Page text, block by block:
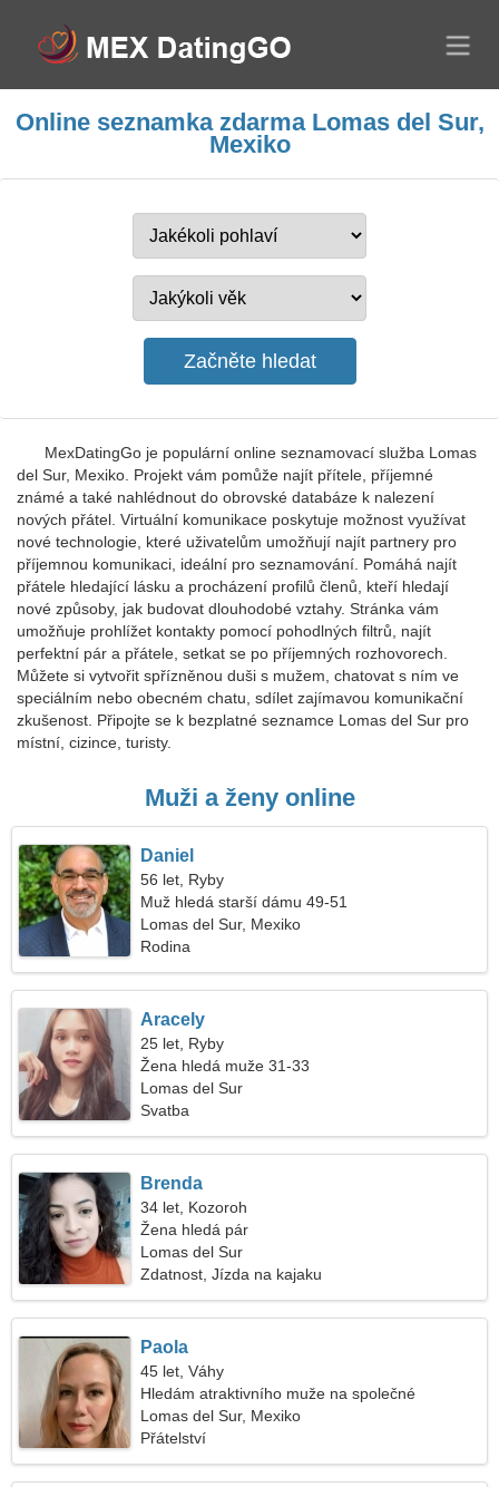
Online seznamka zdarma Lomas del Sur,
Mexiko
MexDatingGo je populární online seznamovací služba Lomas
del Sur, Mexiko. Projekt vám pomůže najít přítele, příjemné
známé a také nahlédnout do obrovské databáze k nalezení
nových přátel. Virtuální komunikace poskytuje možnost využívat
nové technologie, které uživatelům umožňují najít partnery pro
příjemnou komunikaci, ideální pro seznamování. Pomáhá najít
přátele hledající lásku a procházení profilů členů, kteří hledají
nové způsoby, jak budovat dlouhodobé vztahy. Stránka vám
umožňuje prohlížet kontakty pomocí pohodlných filtrů, najít
perfektní pár a přátele, setkat se po příjemných rozhovorech.
Můžete si vytvořit spřízněnou duši s mužem, chatovat s ním ve
speciálním nebo obecném chatu, sdílet zajímavou komunikační
zkušenost. Připojte se k bezplatné seznamce Lomas del Sur pro
místní, cizince, turisty.
Muži a ženy online
Daniel
56 let, Ryby
Muž hledá starší dámu 49-51
Lomas del Sur, Mexiko
Rodina
Aracely
25 let, Ryby
Žena hledá muže 31-33
Lomas del Sur
Svatba
Brenda
34 let, Kozoroh
Žena hledá pár
Lomas del Sur
Zdatnost, Jízda na kajaku
Paola
45 let, Váhy
Hledám atraktivního muže na společné
cestování
Lomas del Sur, Mexiko
Přátelství